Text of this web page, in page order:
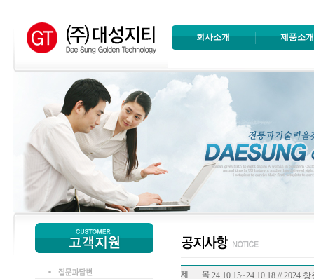
회사소개 제품소개
24.10.15~24.10.18 // 2024